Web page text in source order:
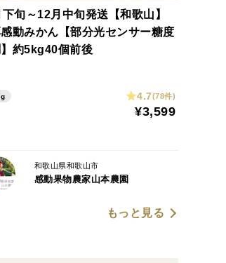
剤はもってのほかです。雑草の
樹の根も呼吸しやすい環境を作
肥料があります。
個体差が出てしまうのは仕方あり
旬～12月中旬発送【和歌山】
動みかん【部分光センサー糖度
約5kg40個前後
4.7(78件)
¥3,599
和歌山県和歌山市
感動果物農家山本農園
もっと見る